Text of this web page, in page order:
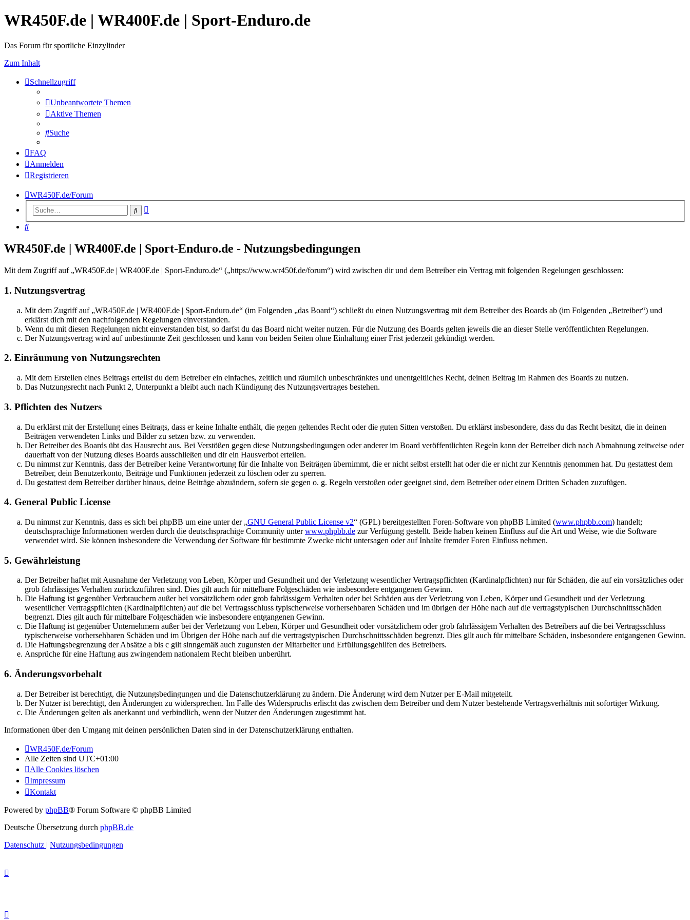
WR450F.de | WR400F.de | Sport-Enduro.de
Das Forum für sportliche Einzylinder
Zum Inhalt
Schnellzugriff
Unbeantwortete Themen
Aktive Themen
Suche
FAQ
Anmelden
Registrieren
WR450F.de/Forum
Suche
Suche
WR450F.de | WR400F.de | Sport-Enduro.de - Nutzungsbedingungen
Mit dem Zugriff auf „WR450F.de | WR400F.de | Sport-Enduro.de“ („https://www.wr450f.de/forum“) wird zwischen dir und dem Betreiber ein Vertrag mit folgenden Regelungen geschlossen:
1. Nutzungsvertrag
Mit dem Zugriff auf „WR450F.de | WR400F.de | Sport-Enduro.de“ (im Folgenden „das Board“) schließt du einen Nutzungsvertrag mit dem Betreiber des Boards ab (im Folgenden „Betreiber“) und
erklärst dich mit den nachfolgenden Regelungen einverstanden.
Wenn du mit diesen Regelungen nicht einverstanden bist, so darfst du das Board nicht weiter nutzen. Für die Nutzung des Boards gelten jeweils die an dieser Stelle veröffentlichten Regelungen.
Der Nutzungsvertrag wird auf unbestimmte Zeit geschlossen und kann von beiden Seiten ohne Einhaltung einer Frist jederzeit gekündigt werden.
2. Einräumung von Nutzungsrechten
Mit dem Erstellen eines Beitrags erteilst du dem Betreiber ein einfaches, zeitlich und räumlich unbeschränktes und unentgeltliches Recht, deinen Beitrag im Rahmen des Boards zu nutzen.
Das Nutzungsrecht nach Punkt 2, Unterpunkt a bleibt auch nach Kündigung des Nutzungsvertrages bestehen.
3. Pflichten des Nutzers
Du erklärst mit der Erstellung eines Beitrags, dass er keine Inhalte enthält, die gegen geltendes Recht oder die guten Sitten verstoßen. Du erklärst insbesondere, dass du das Recht besitzt, die in deinen
Beiträgen verwendeten Links und Bilder zu setzen bzw. zu verwenden.
Der Betreiber des Boards übt das Hausrecht aus. Bei Verstößen gegen diese Nutzungsbedingungen oder anderer im Board veröffentlichten Regeln kann der Betreiber dich nach Abmahnung zeitweise oder
dauerhaft von der Nutzung dieses Boards ausschließen und dir ein Hausverbot erteilen.
Du nimmst zur Kenntnis, dass der Betreiber keine Verantwortung für die Inhalte von Beiträgen übernimmt, die er nicht selbst erstellt hat oder die er nicht zur Kenntnis genommen hat. Du gestattest dem
Betreiber, dein Benutzerkonto, Beiträge und Funktionen jederzeit zu löschen oder zu sperren.
Du gestattest dem Betreiber darüber hinaus, deine Beiträge abzuändern, sofern sie gegen o. g. Regeln verstoßen oder geeignet sind, dem Betreiber oder einem Dritten Schaden zuzufügen.
4. General Public License
Du nimmst zur Kenntnis, dass es sich bei phpBB um eine unter der „GNU General Public License v2“ (GPL) bereitgestellten Foren-Software von phpBB Limited (www.phpbb.com) handelt;
deutschsprachige Informationen werden durch die deutschsprachige Community unterwww.phpbb.de zur Verfügung gestellt. Beide haben keinen Einfluss auf die Art und Weise, wie die Software
verwendet wird. Sie können insbesondere die Verwendung der Software für bestimmte Zwecke nicht untersagen oder auf Inhalte fremder Foren Einfluss nehmen.
5. Gewährleistung
Der Betreiber haftet mit Ausnahme der Verletzung von Leben, Körper und Gesundheit und der Verletzung wesentlicher Vertragspflichten (Kardinalpflichten) nur für Schäden, die auf ein vorsätzliches oder
grob fahrlässiges Verhalten zurückzuführen sind. Dies gilt auch für mittelbare Folgeschäden wie insbesondere entgangenen Gewinn.
Die Haftung ist gegenüber Verbrauchern außer bei vorsätzlichem oder grob fahrlässigem Verhalten oder bei Schäden aus der Verletzung von Leben, Körper und Gesundheit und der Verletzung
wesentlicher Vertragspflichten (Kardinalpflichten) auf die bei Vertragsschluss typischerweise vorhersehbaren Schäden und im übrigen der Höhe nach auf die vertragstypischen Durchschnittsschäden
begrenzt. Dies gilt auch für mittelbare Folgeschäden wie insbesondere entgangenen Gewinn.
Die Haftung ist gegenüber Unternehmern außer bei der Verletzung von Leben, Körper und Gesundheit oder vorsätzlichem oder grob fahrlässigem Verhalten des Betreibers auf die bei Vertragsschluss
typischerweise vorhersehbaren Schäden und im Übrigen der Höhe nach auf die vertragstypischen Durchschnittsschäden begrenzt. Dies gilt auch für mittelbare Schäden, insbesondere entgangenen Gewinn.
Die Haftungsbegrenzung der Absätze a bis c gilt sinngemäß auch zugunsten der Mitarbeiter und Erfüllungsgehilfen des Betreibers.
Ansprüche für eine Haftung aus zwingendem nationalem Recht bleiben unberührt.
6. Änderungsvorbehalt
Der Betreiber ist berechtigt, die Nutzungsbedingungen und die Datenschutzerklärung zu ändern. Die Änderung wird dem Nutzer per E-Mail mitgeteilt.
Der Nutzer ist berechtigt, den Änderungen zu widersprechen. Im Falle des Widerspruchs erlischt das zwischen dem Betreiber und dem Nutzer bestehende Vertragsverhältnis mit sofortiger Wirkung.
Die Änderungen gelten als anerkannt und verbindlich, wenn der Nutzer den Änderungen zugestimmt hat.
Informationen über den Umgang mit deinen persönlichen Daten sind in der Datenschutzerklärung enthalten.
WR450F.de/Forum
Alle Zeiten sind UTC+01:00
Alle Cookies löschen
Impressum
Kontakt
Powered by phpBB® Forum Software © phpBB Limited
Deutsche Übersetzung durch phpBB.de
Datenschutz | Nutzungsbedingungen